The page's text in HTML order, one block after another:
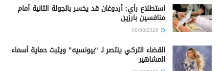
استطلاع رأي: أردوغان قد يخسر بالجولة الثانية أمام
منافسين بارزين
القضاء التركي ينتصر لـ “بيونسيه” ويثبت حماية أسماء
المشاهير